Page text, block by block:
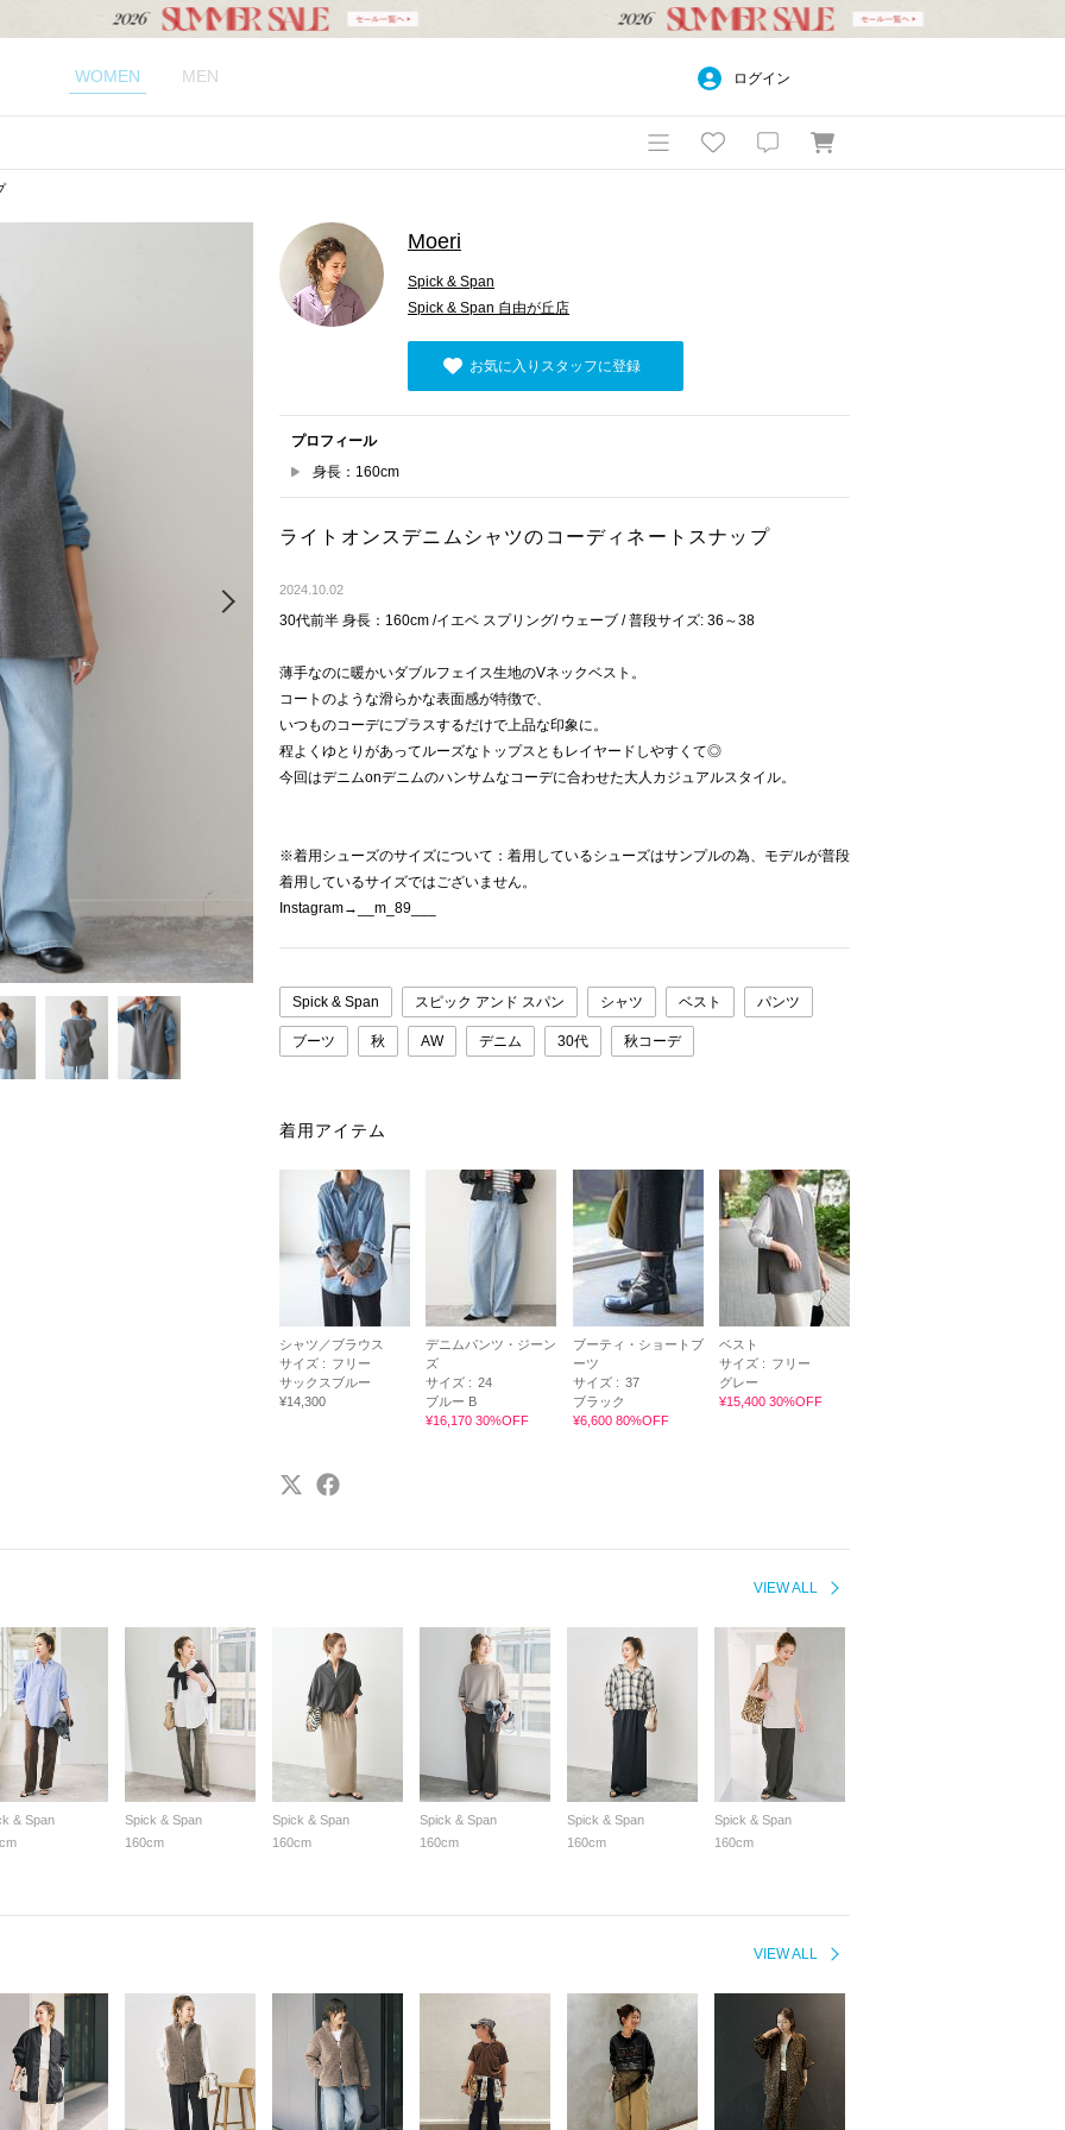
WOMEN MEN ログイン
Next
Moeri
Spick & Span
Spick & Span 自由が丘店
お気に入りスタッフに登録
プロフィール
身長：160cm
ライトオンスデニムシャツのコーディネートスナップ
2024.10.02
30代前半 身長：160cm /イエベ スプリング/ ウェーブ / 普段サイズ: 36～38
薄手なのに暖かいダブルフェイス生地のVネックベスト。
コートのような滑らかな表面感が特徴で、
いつものコーデにプラスするだけで上品な印象に。
程よくゆとりがあってルーズなトップスともレイヤードしやすくて◎
今回はデニムonデニムのハンサムなコーデに合わせた大人カジュアルスタイル。
※着用シューズのサイズについて：着用しているシューズはサンプルの為、モデルが普段
着用しているサイズではございません。
Instagram→__m_89___
Spick & Span スピック アンド スパン シャツ ベスト パンツ
ブーツ 秋 AW デニム 30代 秋コーデ
着用アイテム
シャツ／ブラウス
サイズ : フリー
サックスブルー
¥14,300
デニムパンツ・ジーン
ズ
サイズ : 24
ブルー B
¥16,170 30%OFF
ブーティ・ショートブ
ーツ
サイズ : 37
ブラック
¥6,600 80%OFF
ベスト
サイズ : フリー
グレー
¥15,400 30%OFF
VIEW ALL
& Span
Spick & Span
160cm
Spick & Span
160cm
Spick & Span
160cm
Spick & Span
160cm
Spick & Span
160cm
VIEW ALL